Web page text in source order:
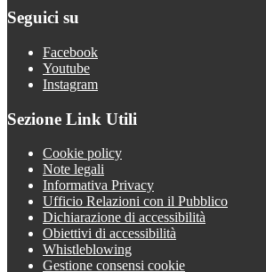
Seguici su
Facebook
Youtube
Instagram
Sezione Link Utili
Cookie policy
Note legali
Informativa Privacy
Ufficio Relazioni con il Pubblico
Dichiarazione di accessibilità
Obiettivi di accessibilità
Whistleblowing
Gestione consensi cookie